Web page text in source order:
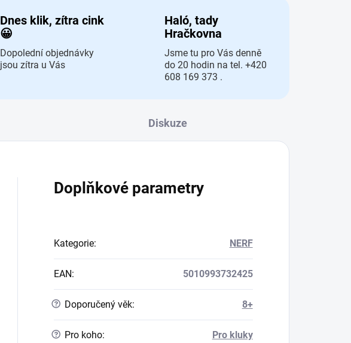
Dnes klik, zítra cink
😀
Dopolední objednávky
jsou zítra u Vás
Haló, tady
Hračkovna
Jsme tu pro Vás denně
do 20 hodin na tel. +420
608 169 373 .
Diskuze
Doplňkové parametry
Kategorie: NERF
EAN: 5010993732425
? Doporučený věk: 8+
? Pro koho: Pro kluky